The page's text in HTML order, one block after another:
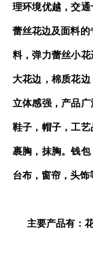
理环境优越，交
蕾丝花边及面料
料，弹力蕾丝小花
大花边，棉质花
立体感强，产品
鞋子，帽子，工艺
裹胸，抹胸。钱包
台布，窗帘，头饰
主要产品有：花